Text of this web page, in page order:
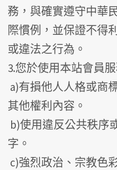
務，與確實遵守中華
際慣例，並保證不得
或違法之行為。
3.您於使用本站會員
a)有損他人人格或商
其他權利內容。
b)使用違反公共秩序
字。
c)強烈政治、宗教色